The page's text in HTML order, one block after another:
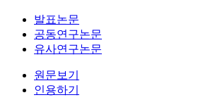
발표논문
공동연구논문
유사연구논문
원문보기
인용하기